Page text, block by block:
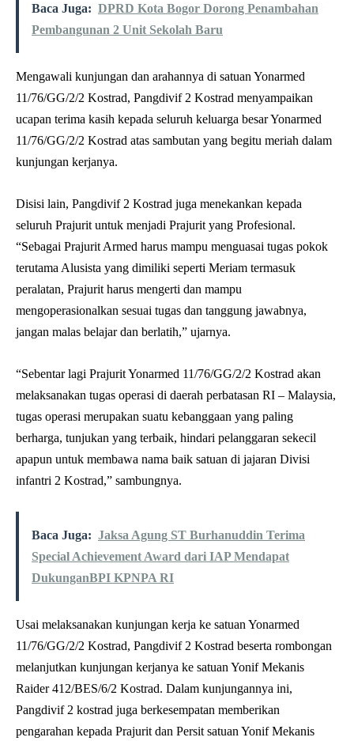
Baca Juga: DPRD Kota Bogor Dorong Penambahan
Pembangunan 2 Unit Sekolah Baru
Mengawali kunjungan dan arahannya di satuan Yonarmed
11/76/GG/2/2 Kostrad, Pangdivif 2 Kostrad menyampaikan
ucapan terima kasih kepada seluruh keluarga besar Yonarmed
11/76/GG/2/2 Kostrad atas sambutan yang begitu meriah dalam
kunjungan kerjanya.
Disisi lain, Pangdivif 2 Kostrad juga menekankan kepada
seluruh Prajurit untuk menjadi Prajurit yang Profesional.
“Sebagai Prajurit Armed harus mampu menguasai tugas pokok
terutama Alusista yang dimiliki seperti Meriam termasuk
peralatan, Prajurit harus mengerti dan mampu
mengoperasionalkan sesuai tugas dan tanggung jawabnya,
jangan malas belajar dan berlatih,” ujarnya.
“Sebentar lagi Prajurit Yonarmed 11/76/GG/2/2 Kostrad akan
melaksanakan tugas operasi di daerah perbatasan RI – Malaysia,
tugas operasi merupakan suatu kebanggaan yang paling
berharga, tunjukan yang terbaik, hindari pelanggaran sekecil
apapun untuk membawa nama baik satuan di jajaran Divisi
infantri 2 Kostrad,” sambungnya.
Baca Juga: Jaksa Agung ST Burhanuddin Terima
Special Achievement Award dari IAP Mendapat
DukunganBPI KPNPA RI
Usai melaksanakan kunjungan kerja ke satuan Yonarmed
11/76/GG/2/2 Kostrad, Pangdivif 2 Kostrad beserta rombongan
melanjutkan kunjungan kerjanya ke satuan Yonif Mekanis
Raider 412/BES/6/2 Kostrad. Dalam kunjungannya ini,
Pangdivif 2 kostrad juga berkesempatan memberikan
pengarahan kepada Prajurit dan Persit satuan Yonif Mekanis